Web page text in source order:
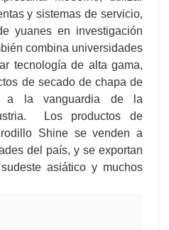
y sistemas de servicio,
yuanes en investigación
combina universidades
tecnología de alta gama,
de secado de chapa de
a la vanguardia de la
Los productos de
Shine se venden a
del país, y se exportan
asiático y muchos